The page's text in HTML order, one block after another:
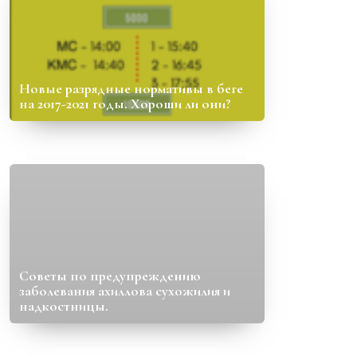
Новые разрядные нормативы в беге
на 2017-2021 годы. Хороши ли они?
Советы по предупреждению
заболевания ахиллова сухожилия и
надкостницы.